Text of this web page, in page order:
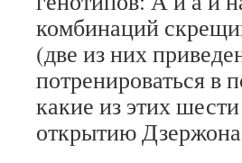
комбинаций
(две из них
потренироваться в
какие из этих
открытию